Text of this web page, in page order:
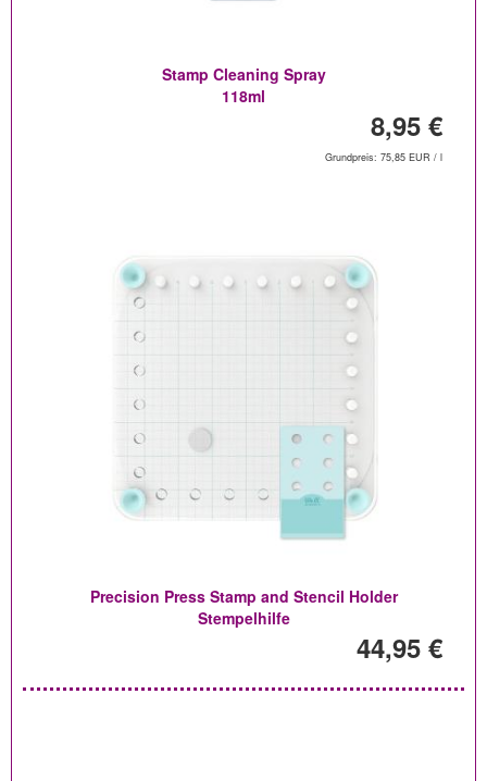
Stamp Cleaning Spray
118ml
8,95 €
Grundpreis: 75,85 EUR / l
Precision Press Stamp and Stencil Holder
Stempelhilfe
44,95 €